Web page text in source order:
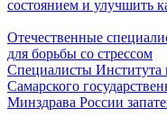
состоянием и улучшить
Отечественные
для борьбы со стрессом
Специалисты
Самарского
Минздрава России